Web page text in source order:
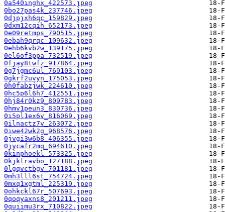
0a540inghx_422573.jpeg
0bo27pas4k_237746.jpeg
0djpjxh6qc_159829.jpeg
0dxm12cqih_652173.jpeg
0e09retmps_790515.jpeg
0ebah9qrqc_109632.jpeg
0ehb6kvb2w_139175.jpeg
0el6of3ppa_732519.jpeg
0fjay8twfz_917864.jpeg
0g7jgmc6ul_769103.jpeg
0gkrf2uvyn_175053.jpeg
0h0fabzjwk_224610.jpeg
0hc5p6l6h7_412551.jpeg
0hj84r0kz9_809783.jpeg
0hmv1peun3_830736.jpeg
0i5pl1ex6v_816069.jpeg
0ilnactz7v_263072.jpeg
0iwe42wk2g_968576.jpeg
0jvgi3w6b8_406355.jpeg
0jycafr2mq_694610.jpeg
0kinphoekl_573325.jpeg
0kjklravbo_127188.jpeg
0lgqvctbgv_701181.jpeg
0mh3lll6st_754724.jpeg
0mxq1xgtml_225319.jpeg
0ohkckl67r_507693.jpeg
0qoqyaxns8_201211.jpeg
0quiimu3rx_710822.jpeg